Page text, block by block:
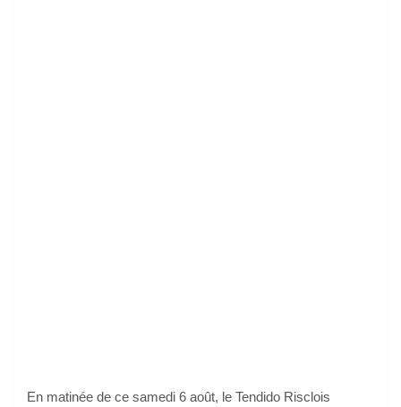
En matinée de ce samedi 6 août, le Tendido Risclois